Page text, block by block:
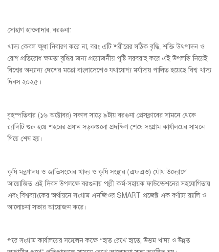
সোহাগ হাওলাদার, বরগুনা:
খাদ্য কেবল ক্ষুধা নিবারণ করে না, বরং এটি শরীরের সঠিক বৃদ্ধি, শক্তি উৎপাদন ও
রোগ প্রতিরোধ ক্ষমতা বৃদ্ধির জন্য প্রয়োজনীয় পুষ্টি সরবরাহ করে এই উপলব্ধি নিয়েই
বিশ্বের অন্যান্য দেশের মতো বাংলাদেশেও যথাযোগ্য মর্যাদায় পালিত হয়েছে বিশ্ব খাদ্য
দিবস ২০২৫।
বৃহস্পতিবার (১৬ অক্টোবর) সকাল সাড়ে ৯টায় বরগুনা প্রেসক্লাবের সামনে থেকে
র‌্যালিটি শুরু হয়ে শহরের প্রধান সড়কগুলো প্রদক্ষিণ শেষে সংগ্রাম কার্যালয়ের সামনে
গিয়ে শেষ হয়।
কৃষি মন্ত্রণালয় ও জাতিসংঘের খাদ্য ও কৃষি সংস্থার (এফএও) যৌথ উদ্যোগে
আয়োজিত এই দিবস উপলক্ষে বরগুনায় পল্লী কর্ম-সহায়ক ফাউন্ডেশনের সহযোগিতায়
এবং বিশ্বব্যাংকের অর্থায়নে সংগ্রাম এনজিওর SMART প্রজেক্ট এক বর্ণাঢ্য র‌্যালি ও
আলোচনা সভার আয়োজন করে।
পরে সংগ্রাম কার্যালয়ের সম্মেলন কক্ষে “হাত রেখে হাতে, উত্তম খাদ্য ও উন্নত